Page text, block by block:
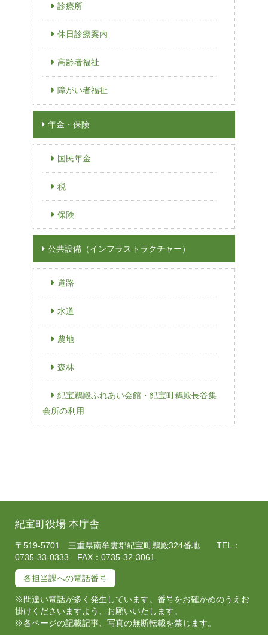
診療所
休日診療案内
高齢者福祉
障がい者福祉
年金・保険
国民年金
税
保険
公共設備（インフラストラクチャー）
道路
水道
農地
森林
紀宝鵜殿ふれあい会館・紀宝町鵜殿長谷集
会所の利用
紀宝町役場 本庁舎
〒519-5701 三重県南牟婁郡紀宝町鵜殿324番地 TEL：
0735-33-0333 FAX：0735-32-3061
各担当課への電話番号
※間違い電話が多く発生しています。番号をお確かめのうえお
掛けくださいますよう、お願いいたします。
※各ページの記載記事、写真の無断転載を禁じます。